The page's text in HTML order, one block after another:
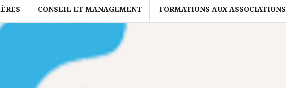
CONSEIL ET MANAGEMENT FORMATIONS AUX ASSOCIATIONS